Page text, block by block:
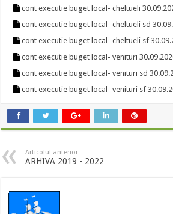
cont executie buget local- cheltueli
cont executie buget local- cheltueli sd
cont executie buget local- cheltueli sf
cont executie buget local- venituri
cont executie buget local- venituri sd
cont executie buget local- venituri sf
Articolul anterior
ARHIVA 2019 - 2022